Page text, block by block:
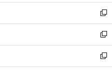
開
く
ウ
で
開
く
ン
ド
ウ
で
開
く
ウ
ィ
ン
ド
ウ
で
開
し
い
ウ
ィ
ン
ド
ウ
新
し
い
ウ
ィ
ン
新
し
い
ウ
新
し